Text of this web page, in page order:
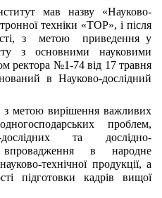
мав назву «Науково-
техніки «ТОР», і після
з  метою  приведення у
з основними науковими
ректора №1-74 від 17 травня
в Науково-дослідний
з метою вирішення важливих
проблем,
та дослідно-
впровадження в народне
технічної продукції, а
підготовки кадрів вищої